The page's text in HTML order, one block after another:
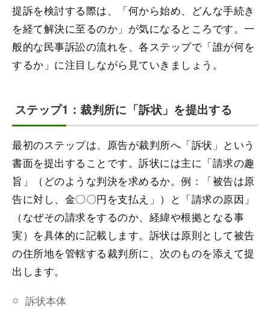
提訴を検討する際は、「何から始め、どんな手続き
を経て解決に至るのか」が気になるところです。一
般的な民事訴訟の流れを、各ステップで「誰が何を
するか」に注目しながら見ていきましょう。
ステップ1：裁判所に「訴状」を提出する
最初のステップは、原告が裁判所へ「訴状」という
書面を提出することです。訴状には主に「請求の趣
旨」（どのような判決を求めるか。例：「被告は原
告に対し、金〇〇円を支払え」）と「請求の原因」
（なぜその請求をするのか、経緯や根拠となる事
実）を具体的に記載します。訴状は原則として被告
の住所地を管轄する裁判所に、次のものを添えて提
出します。
訴状本体